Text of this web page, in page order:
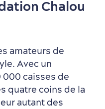
Chalou
amateurs de
Avec un
000 caisses de
quatre coins de la
autant des